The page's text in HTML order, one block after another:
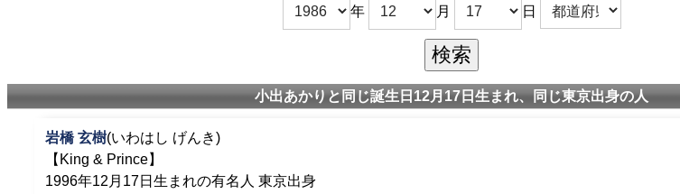
年 月 日
小出あかりと同じ誕生日12月17日生まれ、同じ東京出身の人
岩橋 玄樹(いわはし げんき)
【King & Prince】
1996年12月17日生まれの有名人 東京出身